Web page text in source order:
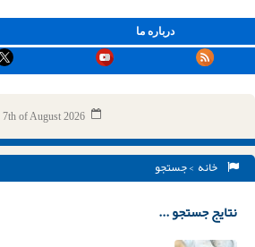
درباره ما
7th of August 2026
خانه > جستجو
نتایج جستجو ...